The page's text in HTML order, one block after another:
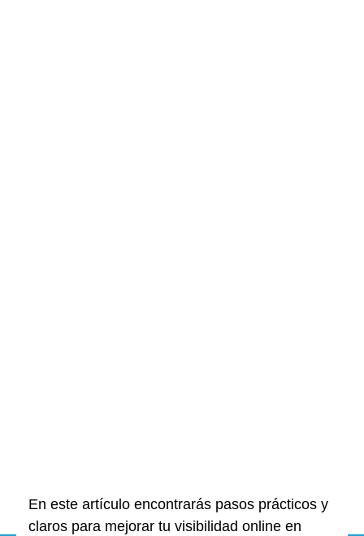
En este artículo encontrarás pasos prácticos y
claros para mejorar tu visibilidad online en